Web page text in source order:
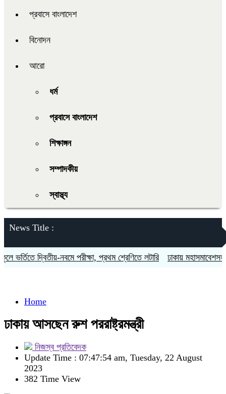
প্রবাসে বাংলাদেশ
বিনোদন
আরো
ধর্ম
প্রবাসে বাংলাদেশ
শিক্ষাঙ্গন
সম্পাদকীয়
স্বাস্থ্য
News Title :
দ্বিতীয়-নবমে পরীক্ষা, প্রথম শ্রেণিতে লটারি ঢাকায় মহাসমাবেশসহ
Home
ঢাকায় আসছেন রুশ পররাষ্ট্রমন্ত্রী
নিজস্ব প্রতিবেদক
Update Time : 07:47:54 am, Tuesday, 22 August
2023
382 Time View